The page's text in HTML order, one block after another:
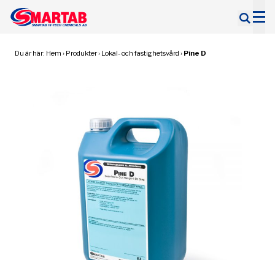
Sök
Du är här: Hem › Produkter› Lokal- och fastighetsvård › Pine D